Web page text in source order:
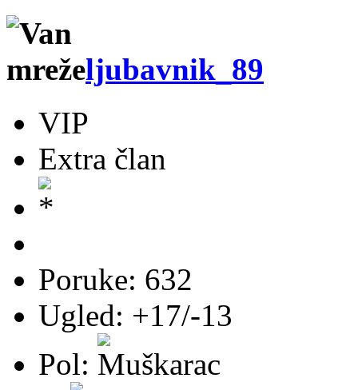
ljubavnik_89
VIP
Extra član
Poruke: 632
Ugled: +17/-13
Pol: